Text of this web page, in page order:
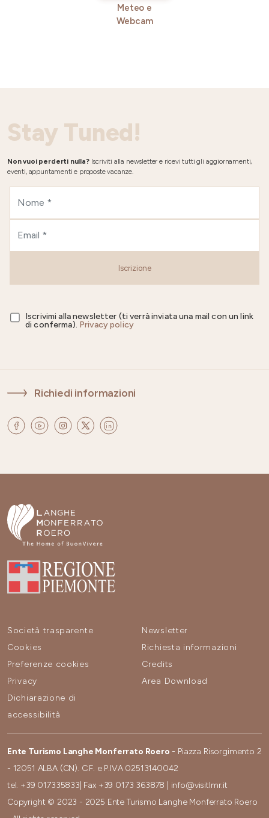
Meteo e
Webcam
Stay Tuned!
Non vuoi perderti nulla?Iscriviti alla newsletter e ricevi tutti gli aggiornamenti,
eventi, appuntamenti e proposte vacanze.
Iscrizione
Iscrivimi alla newsletter (ti verrà inviata una mail con un link
di conferma). Privacy policy
Richiedi informazioni
Società trasparente
Cookies
Preferenze cookies
Privacy
Dichiarazione di
accessibilità
Newsletter
Richiesta informazioni
Credits
Area Download
Ente Turismo Langhe Monferrato Roero - Piazza Risorgimento 2
- 12051 ALBA (CN). C.F. e P.IVA 02513140042
tel. +39 017335833 | Fax +39 0173 363878
info@visitlmr.it
Copyright © 2023 - 2025 Ente Turismo Langhe Monferrato Roero